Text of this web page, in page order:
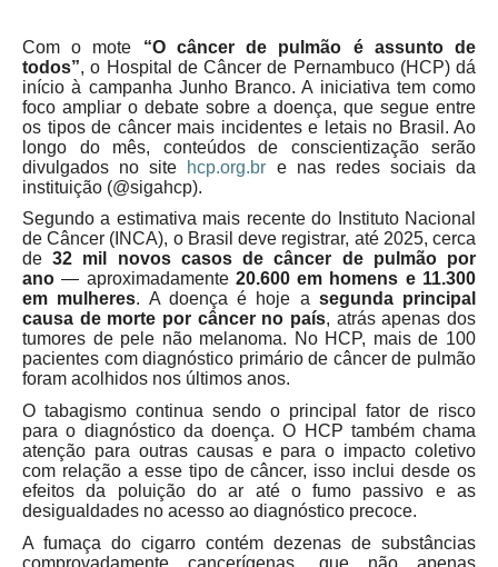
Com o mote “O câncer de pulmão é assunto de
todos”, o Hospital de Câncer de Pernambuco (HCP) dá
início à campanha Junho Branco. A iniciativa tem como
foco ampliar o debate sobre a doença, que segue entre
os tipos de câncer mais incidentes e letais no Brasil. Ao
longo do mês, conteúdos de conscientização serão
divulgados no site hcp.org.br e nas redes sociais da
instituição (@sigahcp).
Segundo a estimativa mais recente do Instituto Nacional
de Câncer (INCA), o Brasil deve registrar, até 2025, cerca
de32 mil novos casos de câncer de pulmão por
ano — aproximadamente 20.600 em homens e 11.300
em mulheres. A doença é hoje a segunda principal
causa de morte por câncer no país, atrás apenas dos
tumores de pele não melanoma. No HCP, mais de 100
pacientes com diagnóstico primário de câncer de pulmão
foram acolhidos nos últimos anos.
O tabagismo continua sendo o principal fator de risco
para o diagnóstico da doença. O HCP também chama
atenção para outras causas e para o impacto coletivo
com relação a esse tipo de câncer, isso inclui desde os
efeitos da poluição do ar até o fumo passivo e as
desigualdades no acesso ao diagnóstico precoce.
A fumaça do cigarro contém dezenas de substâncias
comprovadamente cancerígenas, que não apenas